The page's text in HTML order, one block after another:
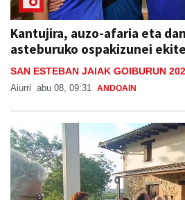
Kantujira, auzo-afaria eta
asteburuko ospakizunei
SAN ESTEBAN JAIAK GOIBURUN
Aiurri abu 08, 09:31 ANDOAIN